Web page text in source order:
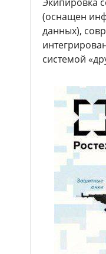
(оснащен
данных),
системой